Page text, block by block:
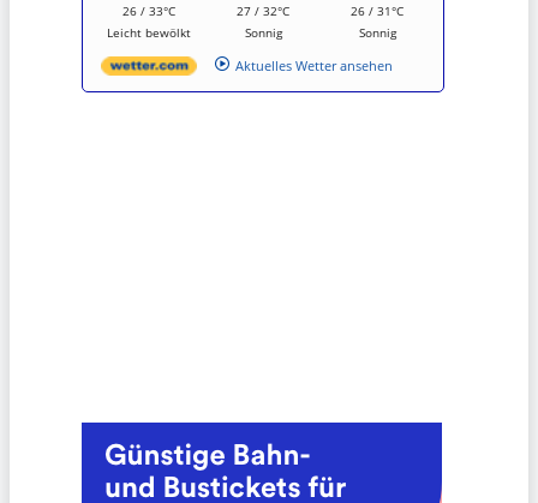
26 / 33°C
Leicht bewölkt
27 / 32°C
Sonnig
26 / 31°C
Sonnig
Aktuelles Wetter ansehen